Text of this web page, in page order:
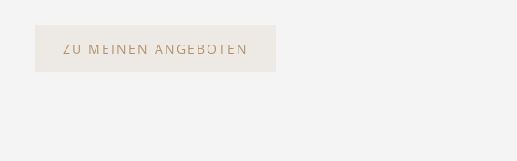
ZU MEINEN ANGEBOTEN